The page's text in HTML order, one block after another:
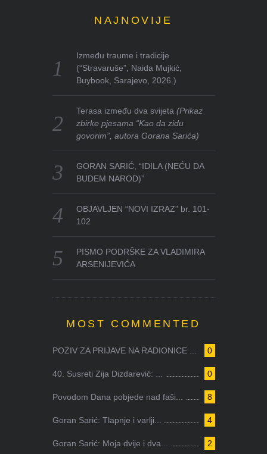
NAJNOVIJE
Između traume i tradicije
(“Stravaruše”, Naida Mujkić,
Buybook, Sarajevo, 2026.)
Terasa između dva svijeta(Prikaz
zbirke pjesama “Kao da zidu
govorim”, autora Gorana Sarića)
GORAN SARIĆ, “IDILA (NEĆU DA
BUDEM NAROD)”
OBJAVLJEN “NOVI IZRAZ” br. 101-
102
PISMO PODRŠKE ZA VLADIMIRA
ARSENIJEVIĆA
MOST COMMENTED
0
POZIV ZA PRIJAVE NA RADIONICE ...
0
40. Susreti Zija Dizdarević: ...
8
Povodom Dana pobjede nad faši...
4
Goran Sarić: Tlapnje i varlji...
2
Goran Sarić: Moja dvije i dva...